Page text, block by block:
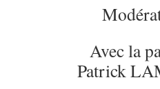
Avec la
Patrick